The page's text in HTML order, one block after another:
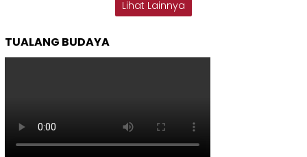
Lihat Lainnya
TUALANG BUDAYA